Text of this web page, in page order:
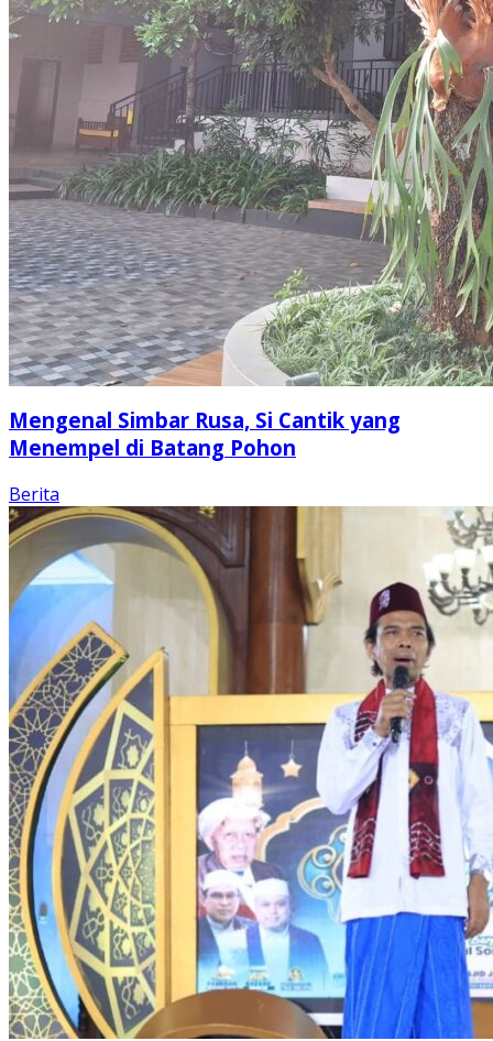
Mengenal Simbar Rusa, Si Cantik yang
Menempel di Batang Pohon
Berita